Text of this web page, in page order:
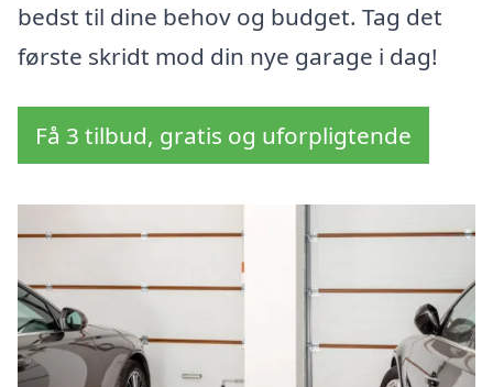
bedst til dine behov og budget. Tag det
første skridt mod din nye garage i dag!
Få 3 tilbud, gratis og uforpligtende